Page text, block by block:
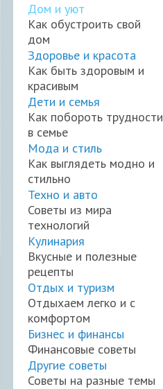
Дом и уют
Как обустроить свой
дом
Здоровье и красота
Как быть здоровым и
красивым
Дети и семья
Как побороть трудности
в семье
Мода и стиль
Как выглядеть модно и
стильно
Техно и авто
Советы из мира
технологий
Кулинария
Вкусные и полезные
рецепты
Отдых и туризм
Отдыхаем легко и с
комфортом
Бизнес и финансы
Финансовые советы
Другие советы
Советы на разные темы